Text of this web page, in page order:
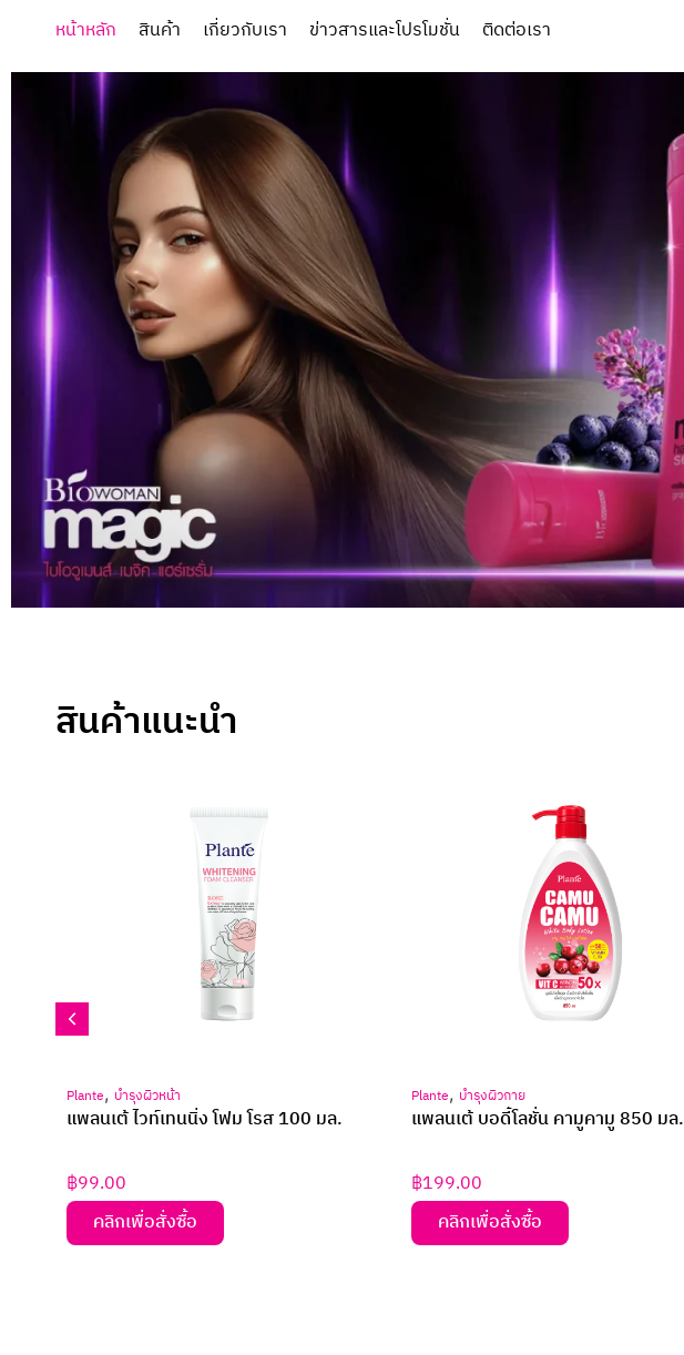
หน้าหลัก สินค้า เกี่ยวกับเรา ข่าวสารและโปรโมชั่น ติดต่อเรา
สินค้าแนะนำ
Plante, บำรุงผิวหน้า
แพลนเต้ ไวท์เทนนิ่ง โฟม โรส 100 มล.
฿99.00
คลิกเพื่อสั่งซื้อ
Plante, บำรุงผิวกาย
แพลนเต้ บอดี้โลชั่น คามูคามู 850 มล.
฿199.00
คลิกเพื่อสั่งซื้อ